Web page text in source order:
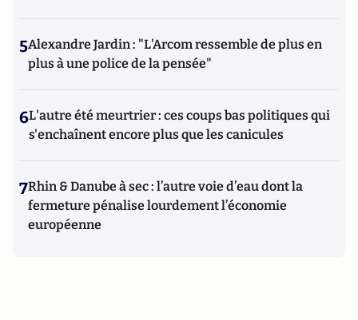
5Alexandre Jardin : "L'Arcom ressemble de plus en
plus à une police de la pensée"
6L'autre été meurtrier : ces coups bas politiques qui
s'enchaînent encore plus que les canicules
7Rhin & Danube à sec : l’autre voie d’eau dont la
fermeture pénalise lourdement l’économie
européenne